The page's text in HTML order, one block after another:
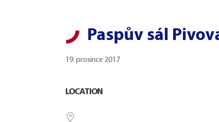
Paspův sál
19. prosince 2017
LOCATION